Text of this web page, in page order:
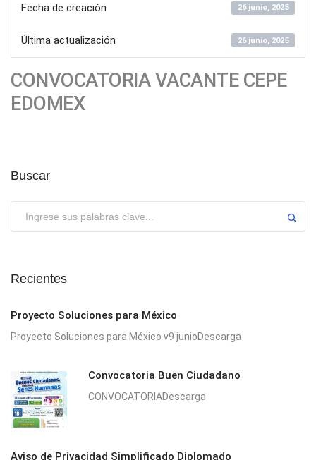
Fecha de creación 26 junio, 2025
Última actualización 26 junio, 2025
CONVOCATORIA VACANTE CEPE
EDOMEX
Buscar
Recientes
Proyecto Soluciones para México
Proyecto Soluciones para México v9 junioDescarga
Convocatoria Buen Ciudadano
CONVOCATORIADescarga
Aviso de Privacidad Simplificado Diplomado